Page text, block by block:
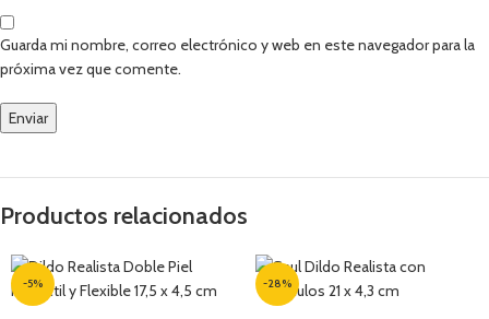
Guarda mi nombre, correo electrónico y web en este navegador para la
próxima vez que comente.
Productos relacionados
-5% -28%